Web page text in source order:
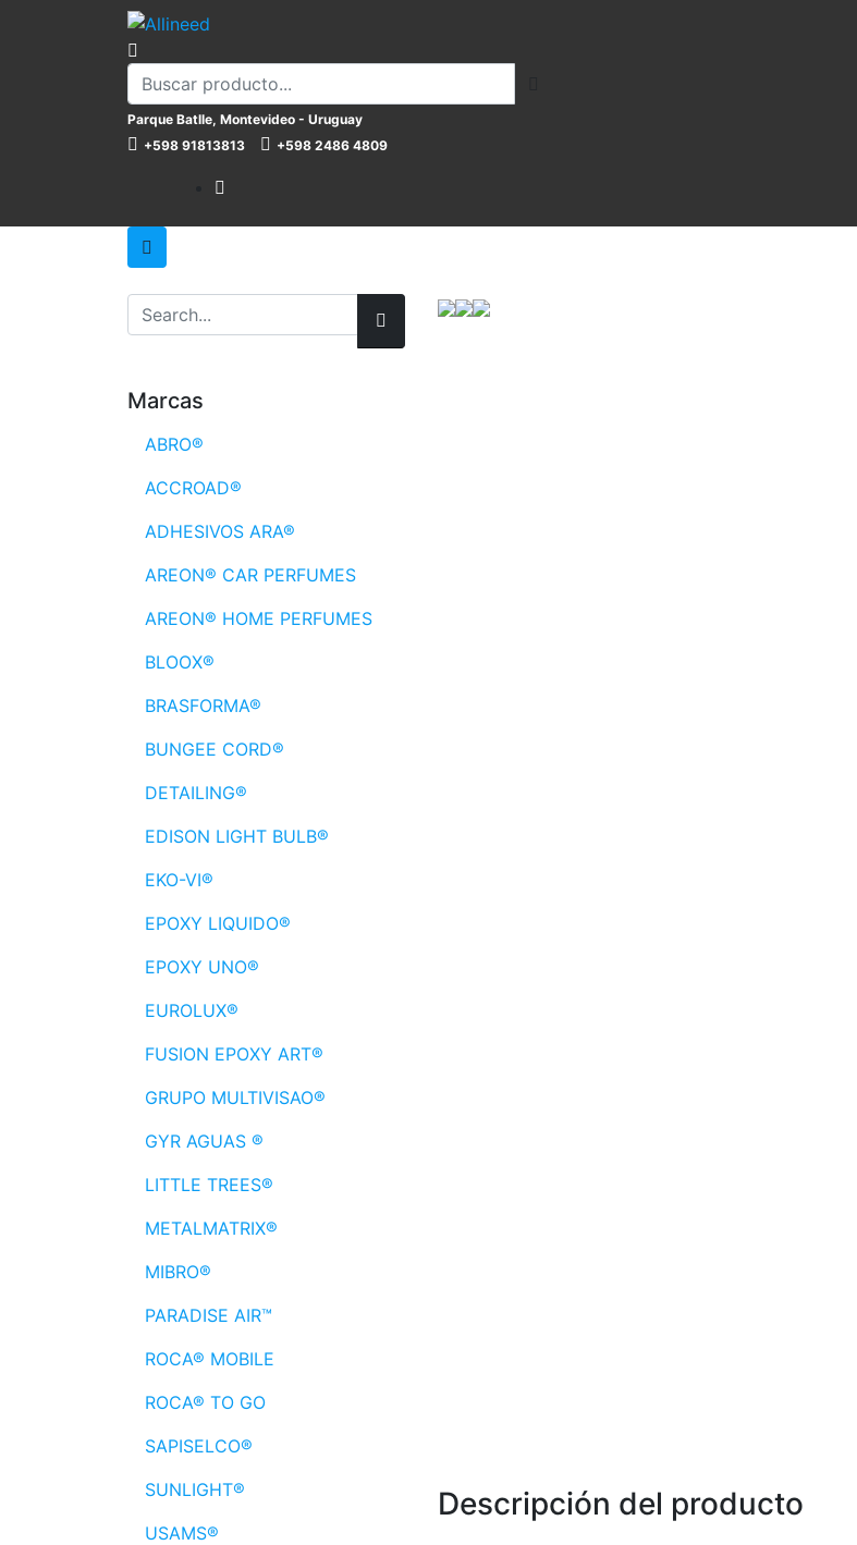
Parque Batlle, Montevideo - Uruguay
+598 91813813
+598 2486 4809
Marcas
ABRO®
ACCROAD®
ADHESIVOS ARA®
AREON® CAR PERFUMES
AREON® HOME PERFUMES
BLOOX®
BRASFORMA®
BUNGEE CORD®
DETAILING®
EDISON LIGHT BULB®
EKO-VI®
EPOXY LIQUIDO®
EPOXY UNO®
EUROLUX®
FUSION EPOXY ART®
GRUPO MULTIVISAO®
GYR AGUAS ®
LITTLE TREES®
METALMATRIX®
MIBRO®
PARADISE AIR™
ROCA® MOBILE
ROCA® TO GO
SAPISELCO®
SUNLIGHT®
USAMS®
Descripción del producto